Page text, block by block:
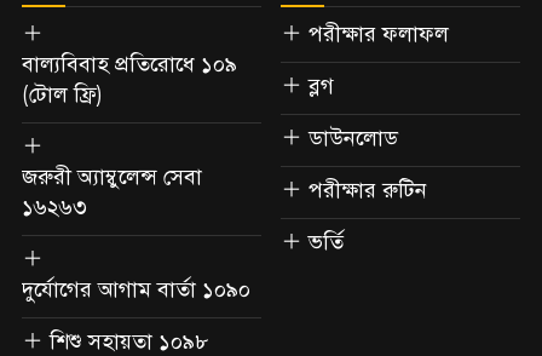
বাল্যবিবাহ প্রতিরোধে ১০৯
(টোল ফ্রি)
জরুরী অ্যাম্বুলেন্স সেবা
১৬২৬৩
দুর্যোগের আগাম বার্তা ১০৯০
শিশু সহায়তা ১০৯৮
পরীক্ষার ফলাফল
ব্লগ
ডাউনলোড
পরীক্ষার রুটিন
ভর্তি